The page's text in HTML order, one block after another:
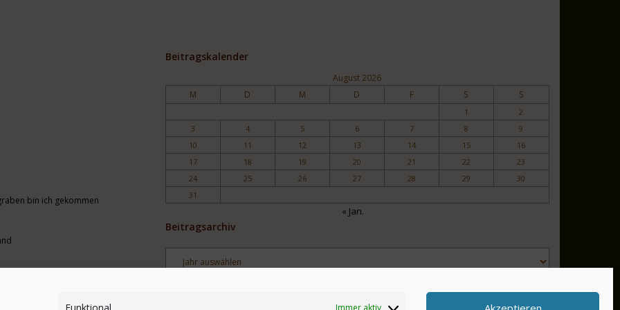
Immer aktiv
bin ich gekommen
Beitragskalender
August 2026
M D M D F S S
1
2
3
4 5 6 7 8
9
10
11 12 13 14 15
16
17
18 19 20 21 22
23
24
25 26 27 28 29
30
31
« Jan.
Beitragsarchiv
Archiv